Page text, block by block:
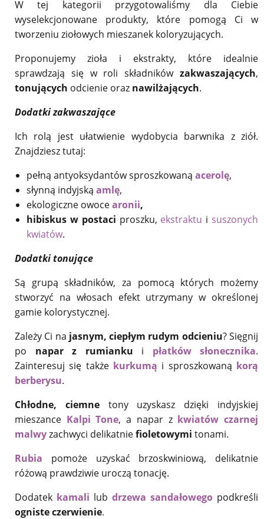
W tej kategorii przygotowaliśmy dla Ciebie
wyselekcjonowane produkty, które pomogą Ci w
tworzeniu ziołowych mieszanek koloryzujących.
Proponujemy zioła i ekstrakty, które idealnie
sprawdzają się w roli składników zakwaszających,
tonujących odcienie oraz nawilżających.
Dodatki zakwaszające
Ich rolą jest ułatwienie wydobycia barwnika z ziół.
Znajdziesz tutaj:
pełną antyoksydantów sproszkowaną acerolę,
słynną indyjską amlę,
ekologiczne owocearonii,
hibiskus w postaci proszku, ekstraktu i suszonych
kwiatów.
Dodatki tonujące
Są grupą składników, za pomocą których możemy
stworzyć na włosach efekt utrzymany w określonej
gamie kolorystycznej.
Zależy Ci na jasnym, ciepłym rudym odcieniu? Sięgnij
po napar z rumianku i płatków słonecznika.
Zainteresuj się także kurkumą i sproszkowaną korą
berberysu.
Chłodne, ciemnetony uzyskasz dzięki indyjskiej
mieszance Kalpi Tone, a napar z kwiatów czarnej
malwyzachwyci delikatniefioletowymi tonami.
Rubia pomoże uzyskać brzoskwiniową, delikatnie
różową prawdziwie uroczą tonację.
Dodatek kamali lub drzewa sandałowego podkreśli
ogniste czerwienie.